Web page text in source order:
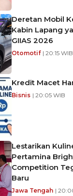
Deretan Mobil
Kabin Lapang
GIIAS 2026
Otomotif | 20:15 WIB
Kredit Macet
Bisnis | 20:05 WIB
Lestarikan
Pertamina
Competition
Baru
Jawa Tengah |